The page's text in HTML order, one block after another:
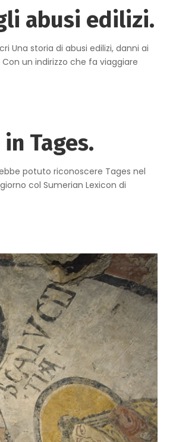
abusi edilizi.
Una storia di abusi edilizi, danni ai
un indirizzo che fa viaggiare
Tages.
potuto riconoscere Tages nel
col Sumerian Lexicon di